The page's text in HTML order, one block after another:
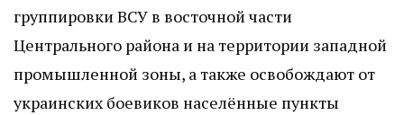
группировки ВСУ в восточной части
Центрального района и на территории западной
промышленной зоны, а также освобождают от
украинских боевиков населённые пункты